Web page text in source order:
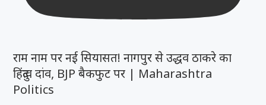
राम नाम पर नई सियासत! नागपुर से उद्धव ठाकरे का
हिंदुत्व दांव, BJP बैकफुट पर | Maharashtra
Politics